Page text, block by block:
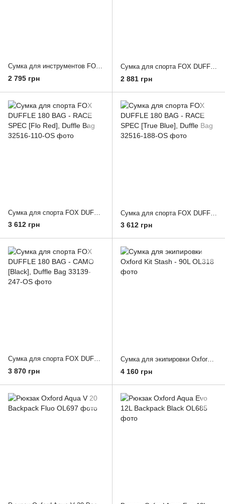
Сумка для инструментов FOX TOOL Bag [Black], Special Bag
2 795 грн
Сумка для спорта FOX DUFFLE 180 BAG [Black Camo], Duffle Bag
2 881 грн
3 612 грн 3 612 грн
Сумка для спорта FOX DUFFLE 180 BAG - CAMO [Black], Duffle Bag
3 870 грн
Сумка для экипировки Oxford Kit Stash - 90L
4 160 грн